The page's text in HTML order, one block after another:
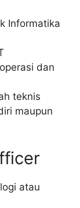
Informatika
dan
teknis
maupun
atau